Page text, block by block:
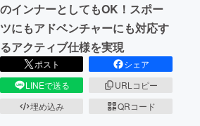
のインナーとしてもOK！スポー
ツにもアドベンチャーにも対応す
るアクティブ仕様を実現
ポスト
シェア
LINEで送る
URLコピー
埋め込み
QRコード